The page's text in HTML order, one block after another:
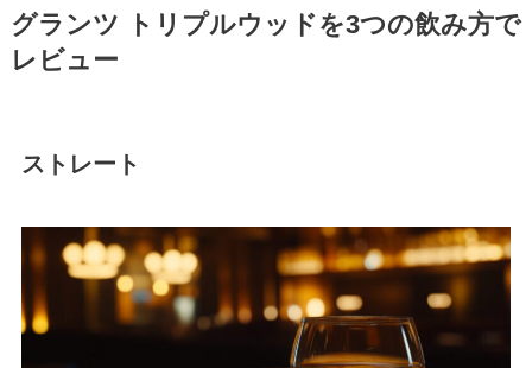
グランツ トリプルウッドを3つの飲み方で
レビュー
ストレート